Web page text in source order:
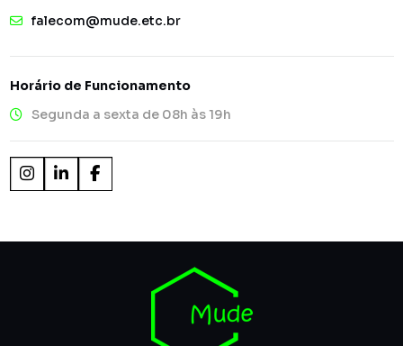
falecom@mude.etc.br
Horário de Funcionamento
Segunda a sexta de 08h às 19h